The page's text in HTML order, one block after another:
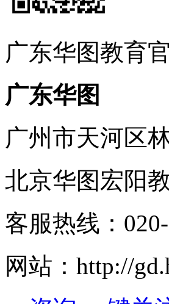
广东华图教育
广东华图
广州市天河区
北京华图宏阳
客服热线：
网站： http://